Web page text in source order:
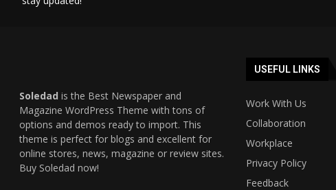
Soledad is the Best Newspaper and
Magazine WordPress Theme with tons of
options and demos ready to import. This
theme is perfect for blogs and excellent for
online stores, news, magazine or review sites.
Buy Soledad now!
USEFUL LINKS
Work With Us
Collaboration
Workplace
Privacy Policy
Feedback